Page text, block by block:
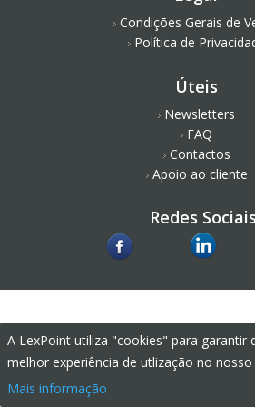
Condições Gerais de
Política de
Úteis
Newsletters
FAQ
Contactos
Apoio ao cliente
Redes Sociais
A LexPoint utiliza "cookies" para garantir
melhor experiência de utlização no nosso
Mais informação